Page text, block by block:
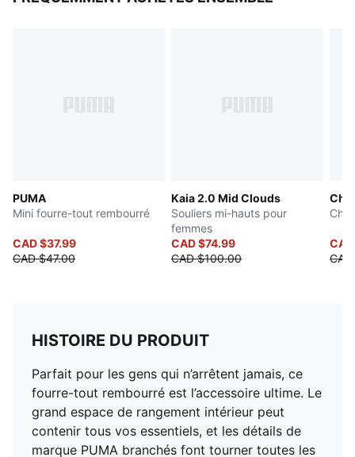
PUMA
Mini fourre-tout rembourré
CAD $37.99
CAD $47.00
Kaia 2.0 Mid Clouds
Souliers mi-hauts pour
femmes
CAD $74.99
CAD $100.00
HISTOIRE DU PRODUIT
Parfait pour les gens qui n’arrêtent jamais, ce
fourre-tout rembourré est l’accessoire ultime. Le
grand espace de rangement intérieur peut
contenir tous vos essentiels, et les détails de
marque PUMA branchés font tourner toutes les